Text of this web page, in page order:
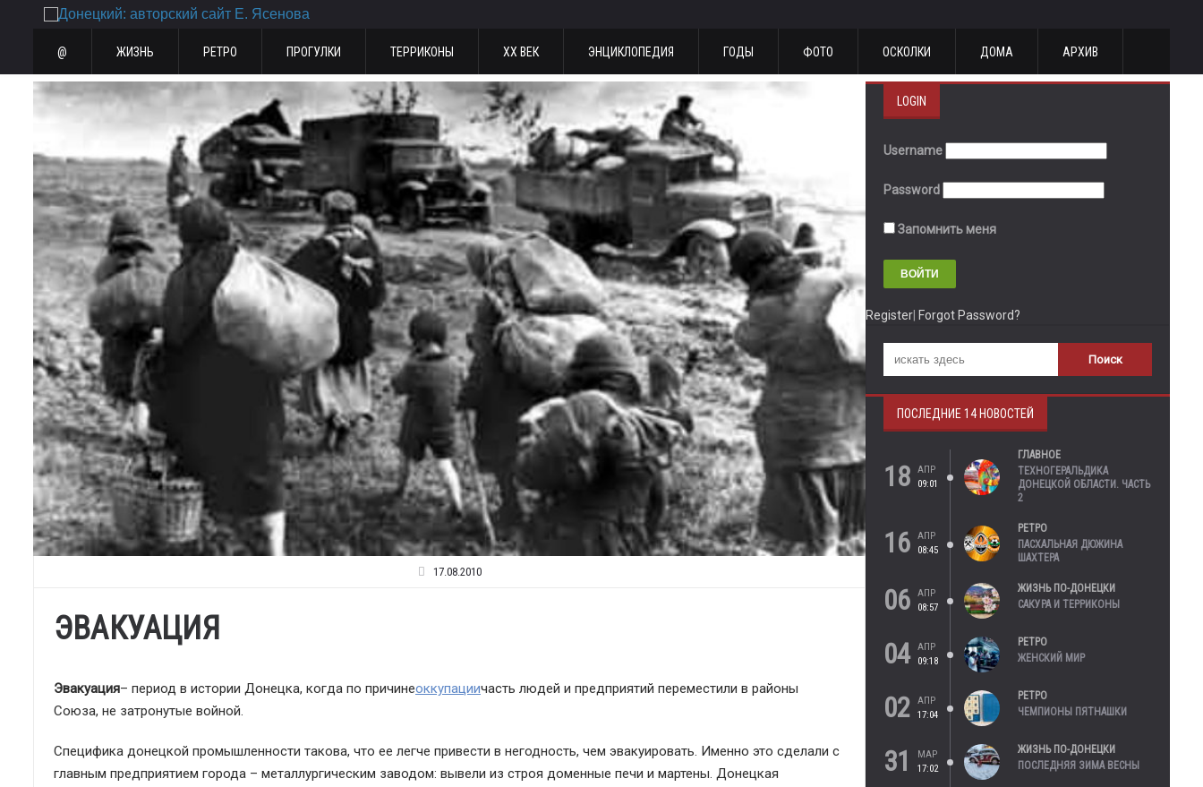
@ ЖИЗНЬ РЕТРО ПРОГУЛКИ ТЕРРИКОНЫ ХХ ВЕК ЭНЦИКЛОПЕДИЯ ГОДЫ ФОТО ОСКОЛКИ ДОМА АРХИВ
17.08.2010
ЭВАКУАЦИЯ
Эвакуация– период в истории Донецка, когда по причинеоккупациичасть людей и предприятий переместили в районы
Союза, не затронутые войной.
Специфика донецкой промышленности такова, что ее легче привести в негодность, чем эвакуировать. Именно это сделали с
главным предприятием города – металлургическим заводом: вывели из строя доменные печи и мартены. Донецкая
LOGIN
Username
Password
Запомнить меня
Register Forgot Password?
ПОСЛЕДНИЕ 14 НОВОСТЕЙ
18
АПР
09:01
ГЛАВНОЕ
ТЕХНОГЕРАЛЬДИКА
ДОНЕЦКОЙ ОБЛАСТИ. ЧАСТЬ
2
16
АПР
08:45
РЕТРО
ПАСХАЛЬНАЯ ДЮЖИНА
ШАХТЕРА
06
АПР
08:57
ЖИЗНЬ ПО-ДОНЕЦКИ
САКУРА И ТЕРРИКОНЫ
04
АПР
09:18
РЕТРО
ЖЕНСКИЙ МИР
02
АПР
17:04
РЕТРО
ЧЕМПИОНЫ ПЯТНАШКИ
31
МАР
17:02
ЖИЗНЬ ПО-ДОНЕЦКИ
ПОСЛЕДНЯЯ ЗИМА ВЕСНЫ